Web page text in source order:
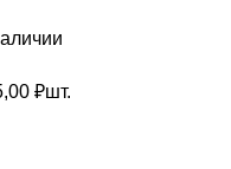
₽шт.